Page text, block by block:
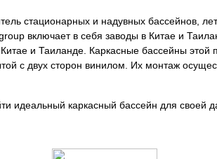
стационарных и надувных бассейнов,
включает в себя заводы в Китае и
и Таиланде. Каркасные бассейны этой
с двух сторон винилом. Их монтаж
идеальный каркасный бассейн для своей